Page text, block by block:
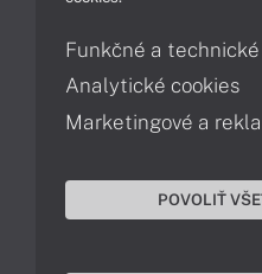
Podpora a servis
043 4224 771
Funkčné a
Analytické cookies
Marketingové a
POVOLIŤ